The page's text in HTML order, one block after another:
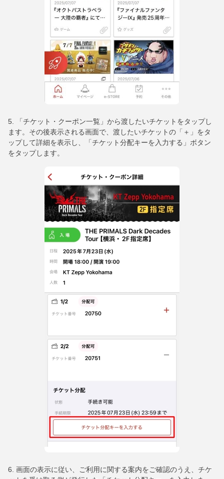
5. 「チケット・クーポン一覧」から渡したいチケットをタップし
ます。その後表示される画面で、渡したいチケットの「＋」をタ
ップして詳細を表示し、「チケット分配キーを入力する」ボタン
をタップします。
6. 画面の表示に従い、ご利用に関する案内をご確認のうえ、チケ